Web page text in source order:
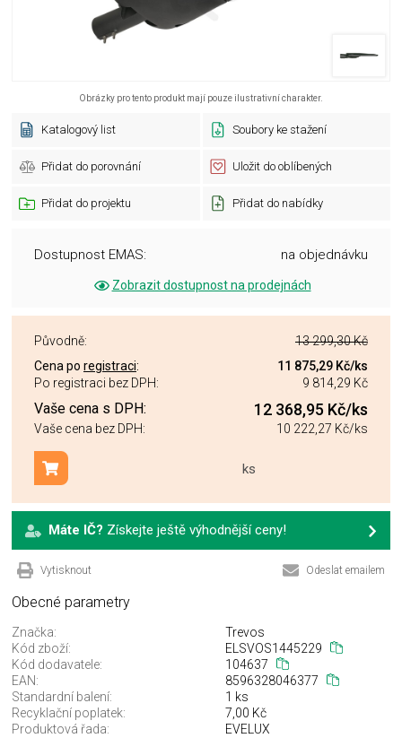
Obrázky pro tento produkt mají pouze ilustrativní charakter.
Katalogový list Soubory ke stažení
Přidat do porovnání Uložit do oblíbených
Přidat do projektu Přidat do nabídky
Dostupnost EMAS: na objednávku
Zobrazit dostupnost na prodejnách
Původně:
13 299,30 Kč
Cena po registraci: 11 875,29 Kč/ks
Po registraci bez DPH:
9 814,29 Kč
Vaše cena s DPH: 12 368,95 Kč/ks
Vaše cena bez DPH: 10 222,27 Kč/ks
ks
Přidat do košíku
Máte IČ? Získejte ještě výhodnější ceny!
Vytisknout Odeslat emailem
Obecné parametry
Značka:
Trevos
Kód zboží:
ELSVOS1445229
Kód dodavatele:
104637
EAN:
8596328046377
Standardní balení:
1 ks
Recyklační poplatek:
7,00 Kč
Produktová řada:
EVELUX